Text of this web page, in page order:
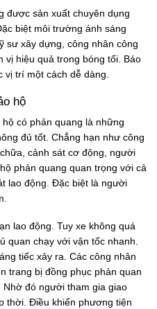
được sản xuất chuyên dụng
biệt môi trường ánh sáng
sư xây dựng, công nhân công
hiệu quả trong bóng tối. Báo
trí một cách dễ dàng.
hộ
có phản quang là những
đủ tốt. Chẳng hạn như công
cảnh sát cơ động, người
phản quang quan trọng với cả
lao động. Đặc biệt là người
lao động. Tuy xe không quá
quan chạy với vận tốc nhanh.
tiếc xảy ra. Các công nhân
trang bị đồng phục phản quan
đó người tham gia giao
thời. Điều khiển phương tiện